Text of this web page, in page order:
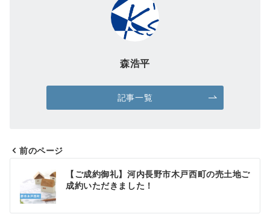
森浩平
記事一覧
ナ
前のページ
【ご成約御礼】河内長野市木戸西町の売土地ご
成約いただきました！